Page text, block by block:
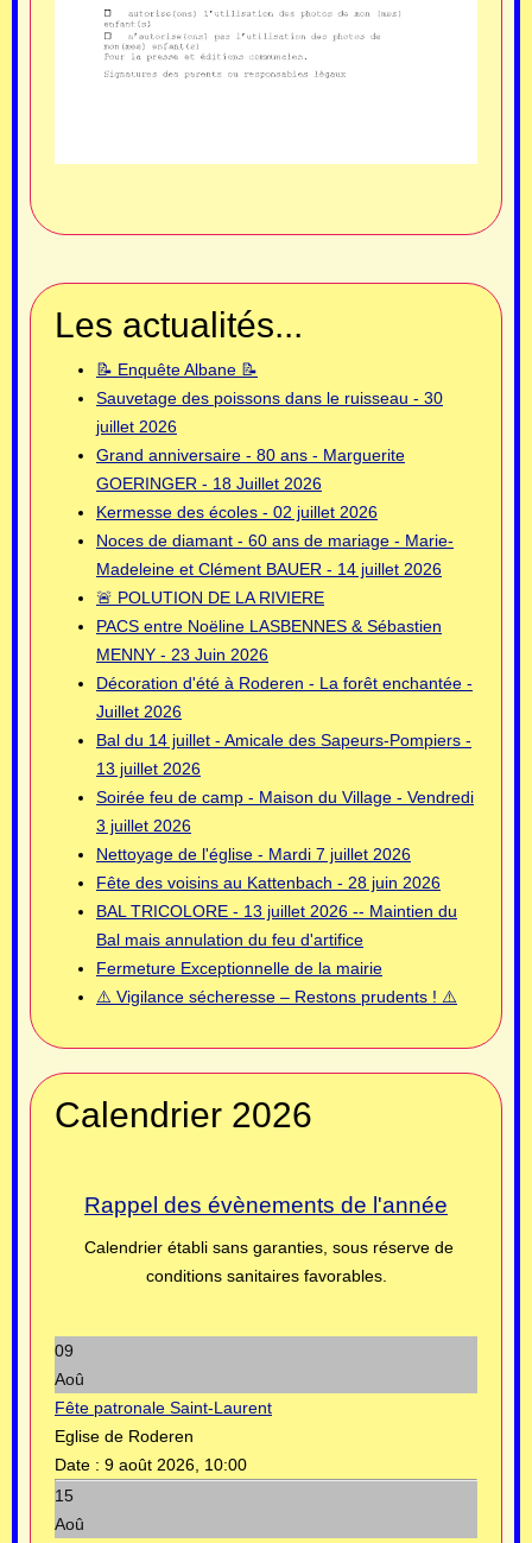
Les actualités...
📝 Enquête Albane 📝
Sauvetage des poissons dans le ruisseau - 30
juillet 2026
Grand anniversaire - 80 ans - Marguerite
GOERINGER - 18 Juillet 2026
Kermesse des écoles - 02 juillet 2026
Noces de diamant - 60 ans de mariage - Marie-
Madeleine et Clément BAUER - 14 juillet 2026
🚨 POLUTION DE LA RIVIERE
PACS entre Noëline LASBENNES & Sébastien
MENNY - 23 Juin 2026
Décoration d'été à Roderen - La forêt enchantée -
Juillet 2026
Bal du 14 juillet - Amicale des Sapeurs-Pompiers -
13 juillet 2026
Soirée feu de camp - Maison du Village - Vendredi
3 juillet 2026
Nettoyage de l'église - Mardi 7 juillet 2026
Fête des voisins au Kattenbach - 28 juin 2026
BAL TRICOLORE - 13 juillet 2026 -- Maintien du
Bal mais annulation du feu d'artifice
Fermeture Exceptionnelle de la mairie
⚠️ Vigilance sécheresse – Restons prudents ! ⚠️
Calendrier 2026
Rappel des évènements de l'année
Calendrier établi sans garanties, sous réserve de
conditions sanitaires favorables.
09
Aoû
Fête patronale Saint-Laurent
Eglise de Roderen
Date : 9 août 2026, 10:00
15
Aoû